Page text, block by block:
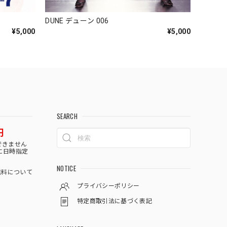
¥5,000
DUNE デューン 006
¥5,000
きません
日時指定
について
SEARCH
NOTICE
プライバシーポリシー
特定商取引法に基づく表記